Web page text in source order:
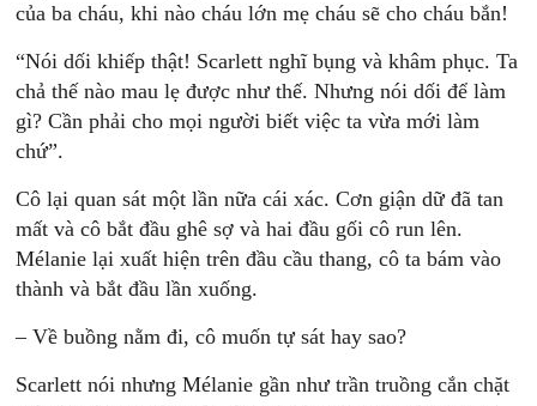
của ba cháu, khi nào cháu lớn mẹ cháu sẽ cho cháu bắn!
“Nói dối khiếp thật! Scarlett nghĩ bụng và khâm phục. Ta
chả thế nào mau lẹ được như thế. Nhưng nói dối để làm
gì? Cần phải cho mọi người biết việc ta vừa mới làm
chứ”.
Cô lại quan sát một lần nữa cái xác. Cơn giận dữ đã tan
mất và cô bắt đầu ghê sợ và hai đầu gối cô run lên.
Mélanie lại xuất hiện trên đầu cầu thang, cô ta bám vào
thành và bắt đầu lần xuống.
– Về buồng nằm đi, cô muốn tự sát hay sao?
Scarlett nói nhưng Mélanie gần như trần truồng cắn chặt